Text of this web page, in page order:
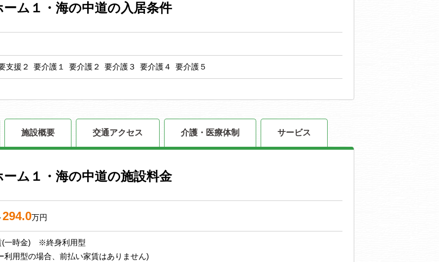
ム１・海の中道の入居条件
支援２ 要介護１ 要介護２ 要介護３ 要介護４ 要介護５
施設概要 交通アクセス 介護・医療体制 サービス
ム１・海の中道の施設料金
294.0万円
(一時金) ※終身利用型
利用型の場合、前払い家賃はありません)